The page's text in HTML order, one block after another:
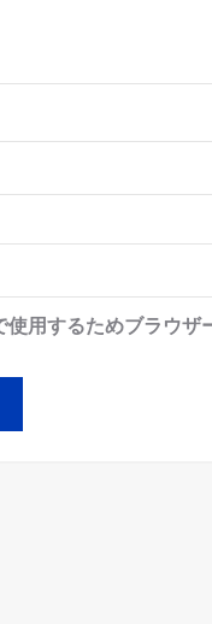
用するためブラウザ